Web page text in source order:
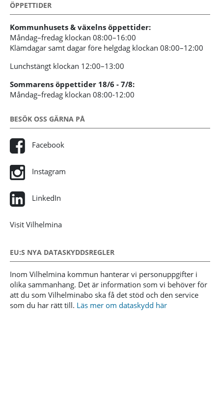
ÖPPETTIDER
Kommunhusets & växelns öppettider:
Måndag–fredag klockan 08:00–16:00
Klämdagar samt dagar före helgdag klockan 08:00–12:00
Lunchstängt klockan 12:00–13:00
Sommarens öppettider 18/6 - 7/8:
Måndag–fredag klockan 08:00-12:00
BESÖK OSS GÄRNA PÅ
Facebook
Instagram
LinkedIn
Visit Vilhelmina
EU:S NYA DATASKYDDSREGLER
Inom Vilhelmina kommun hanterar vi personuppgifter i
olika sammanhang. Det är information som vi behöver för
att du som Vilhelminabo ska få det stöd och den service
som du har rätt till. Läs mer om dataskydd här